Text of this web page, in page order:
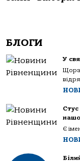
БЛОГИ
У
Є